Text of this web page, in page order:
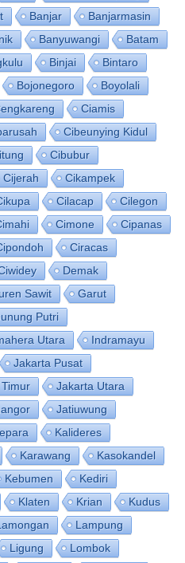
Banjar
Banjarmasin
Banyuwangi
Batam
Binjai
Bintaro
Bojonegoro
Boyolali
Ciamis
Cibeunying Kidul
Cibubur
Cijerah
Cikampek
Cilacap
Cilegon
Cimone
Cipanas
Ciracas
Demak
Sawit
Garut
Putri
Utara
Indramayu
Jakarta Pusat
Jakarta Utara
Jatiuwung
Kalideres
Karawang
Kasokandel
Kebumen
Kediri
Klaten Krian
Kudus
Lampung
Ligung
Lombok